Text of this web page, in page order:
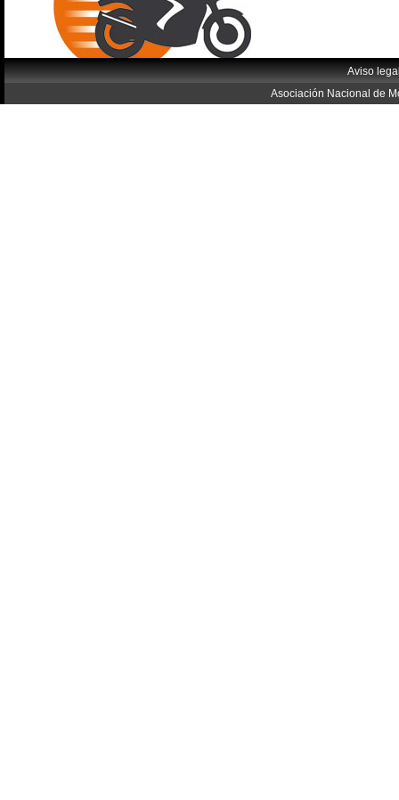
Aviso
Asociación Nacional de